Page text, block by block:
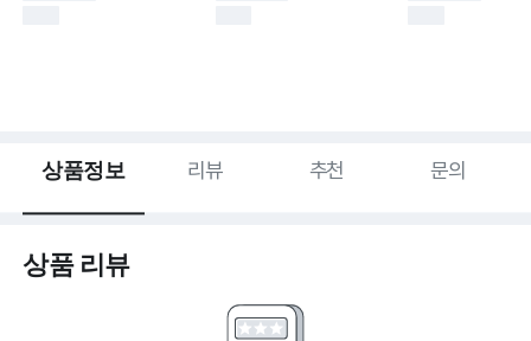
상품정보 리뷰 추천 문의
상품 리뷰